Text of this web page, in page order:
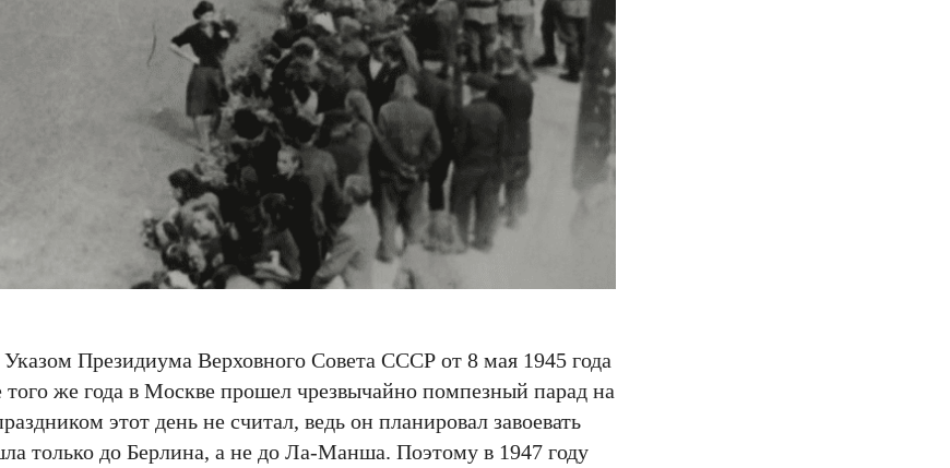
Президиума Верховного Совета СССР от 8 мая 1945 года
же года в Москве прошел чрезвычайно помпезный парад на
этот день не считал, ведь он планировал завоевать
только до Берлина, а не до Ла-Манша. Поэтому в 1947 году